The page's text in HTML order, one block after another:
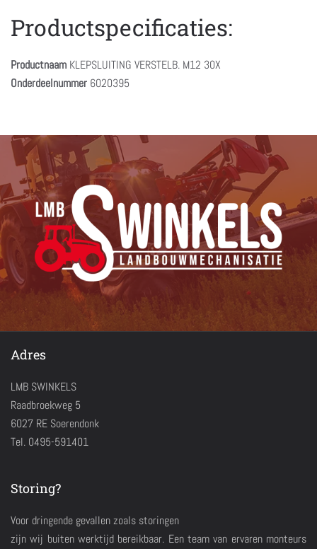
Productspecificaties:
Productnaam KLEPSLUITING VERSTELB. M12 30X
Onderdeelnummer 6020395
Adres
LMB SWINKELS
Raadbroekweg 5
6027 RE Soerendonk
Tel. 0495-591401
Storing?
Voor dringende gevallen zoals storingen
zijn wij buiten werktijd bereikbaar. Een team van ervaren monteurs